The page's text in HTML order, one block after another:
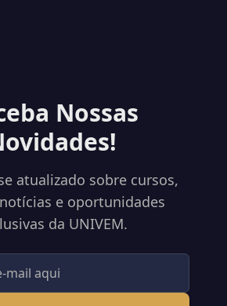
Nossas
atualizado sobre cursos,
e oportunidades
da UNIVEM.